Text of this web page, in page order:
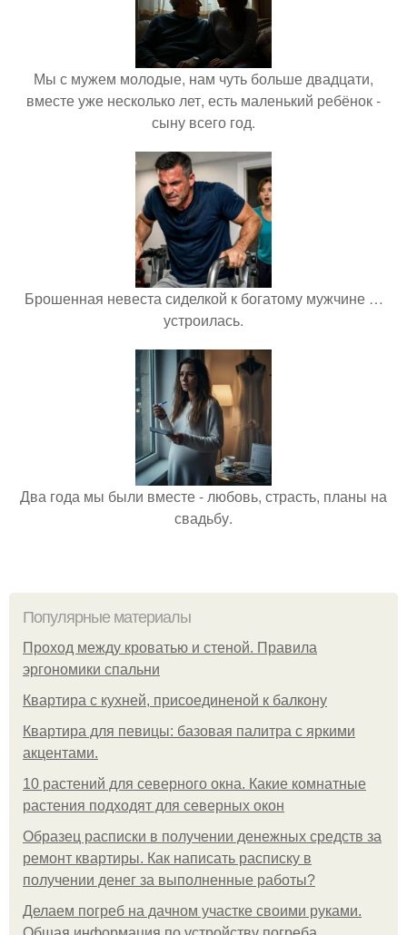
Мы с мужем молодые, нам чуть больше двадцати,
вместе уже несколько лет, есть маленький ребёнок -
сыну всего год.
Брошенная невеста сиделкой к богатому мужчине …
устроилась.
Два года мы были вместе - любовь, страсть, планы на
свадьбу.
Популярные материалы
Проход между кроватью и стеной. Правила
эргономики спальни
Квартира с кухней, присоединеной к балкону
Квартира для певицы: базовая палитра с яркими
акцентами.
10 растений для северного окна. Какие комнатные
растения подходят для северных окон
Образец расписки в получении денежных средств за
ремонт квартиры. Как написать расписку в
получении денег за выполненные работы?
Делаем погреб на дачном участке своими руками.